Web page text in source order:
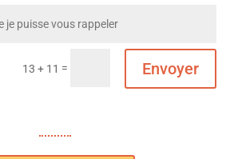
13 + 11 = Envoyer